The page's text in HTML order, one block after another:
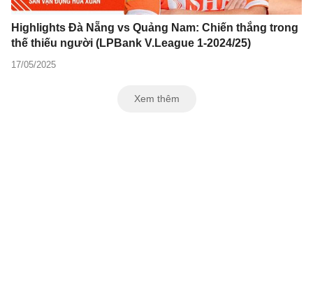
Highlights Đà Nẵng vs Quảng Nam: Chiến thắng trong
thế thiếu người (LPBank V.League 1-2024/25)
17/05/2025
Xem thêm